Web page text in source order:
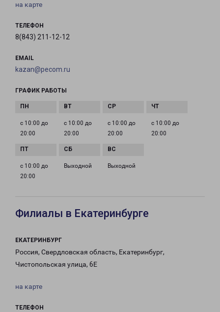
на карте
ТЕЛЕФОН
8(843) 211-12-12
EMAIL
kazan@pecom.ru
ГРАФИК РАБОТЫ
с 10:00 до
20:00
с 10:00 до
20:00
с 10:00 до
20:00
с 10:00 до
20:00
с 10:00 до
20:00
Выходной Выходной
Филиалы в Екатеринбурге
ЕКАТЕРИНБУРГ
Россия, Свердловская область, Екатеринбург,
Чистопольская улица, 6Е
на карте
ТЕЛЕФОН